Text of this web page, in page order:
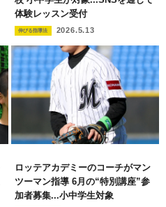
体験レッスン受付
伸びる指導法 2026.5.13
ロッテアカデミーのコーチがマン
ツーマン指導 6月の“特別講座”参
加者募集...小中学生対象